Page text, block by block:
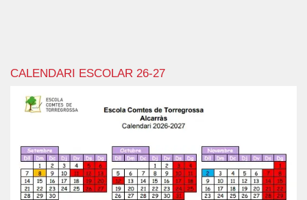
CALENDARI ESCOLAR 26-27